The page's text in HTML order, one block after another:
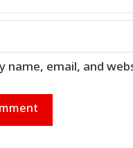
name, email, and